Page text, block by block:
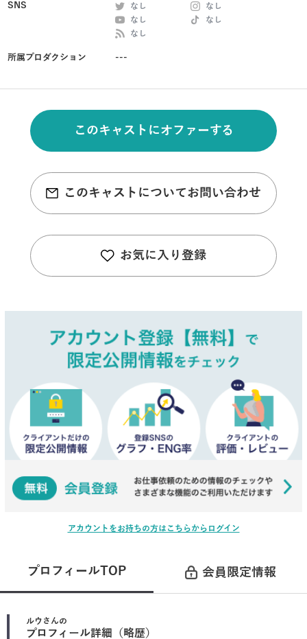
SNS
なし
なし
なし
なし
なし
所属プロダクション ---
このキャストにオファーする
このキャストについてお問い合わせ
お気に入り登録
アカウントをお持ちの方はこちらからログイン
プロフィールTOP 会員限定情報
ルウ さんの
プロフィール詳細（略歴）